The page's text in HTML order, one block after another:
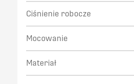
Ciśnienie robocze
Mocowanie
Materiał